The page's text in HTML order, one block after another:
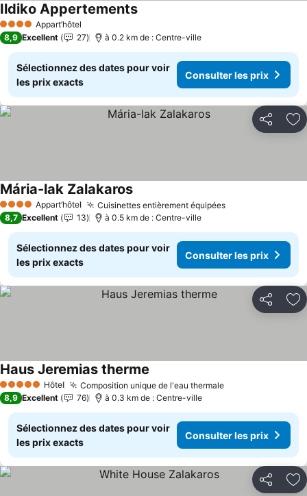
4 Étoiles Appart’hôtel
Ildiko AppertementsConsulter les prix
8,9 Excellent 27 à 0.2 km de : Centre-ville
Sélectionnez des dates pour voir
les prix exacts
Consulter les prix
Partager
4 Étoiles Appart’hôtel Cuisinettes entièrement équipéesConsulter les
Mária-lak ZalakarosConsulter les prix
8,7 Excellent 13 à 0.5 km de : Centre-ville
Sélectionnez des dates pour voir
les prix exacts
Consulter les prix
Partager
5 Étoiles Hôtel Composition unique de l'eau thermaleConsulter les
Haus Jeremias therme
8,9 Excellent 76 à 0.3 km de : Centre-ville
Sélectionnez des dates pour voir
les prix exacts
Consulter les prix
Partager